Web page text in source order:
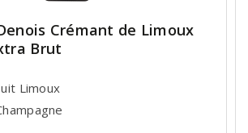
Crémant de Limoux
Brut
Limoux